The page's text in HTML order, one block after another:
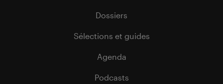
Dossiers
Sélections et guides
Agenda
Podcasts